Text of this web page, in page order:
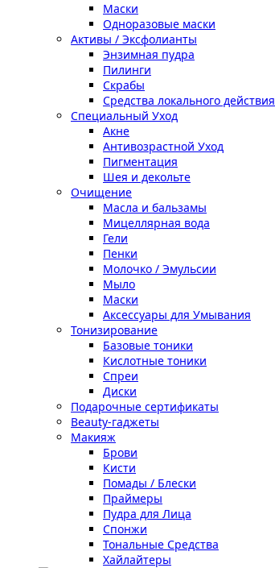
Маски
Одноразовые маски
Активы / Эксфолианты
Энзимная пудра
Пилинги
Скрабы
Средства локального действия
Специальный Уход
Акне
Антивозрастной Уход
Пигментация
Шея и декольте
Очищение
Масла и бальзамы
Мицеллярная вода
Гели
Пенки
Молочко / Эмульсии
Мыло
Маски
Аксессуары для Умывания
Тонизирование
Базовые тоники
Кислотные тоники
Спреи
Диски
Подарочные сертификаты
Beauty-гаджеты
Макияж
Брови
Кисти
Помады / Блески
Праймеры
Пудра для Лица
Спонжи
Тональные Средства
Хайлайтеры